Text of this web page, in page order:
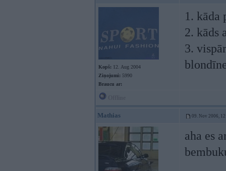
Kopš: 12. Aug 2004
Ziņojumi: 5990
Braucu ar:
1. kāda
2. kāds
3.
Mathias 09. Nov 2006,
aha es